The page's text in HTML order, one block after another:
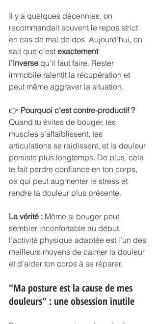
Il y a quelques décennies, on
recommandait souvent le repos strict
en cas de mal de dos. Aujourd’hui, on
sait que c’est exactement
l’inverse qu’il faut faire. Rester
immobile ralentit la récupération et
peut même aggraver la situation.
👉 Pourquoi c’est contre-productif ?
Quand tu évites de bouger, tes
muscles s’affaiblissent, tes
articulations se raidissent, et la douleur
persiste plus longtemps. De plus, cela
te fait perdre confiance en ton corps,
ce qui peut augmenter le stress et
rendre la douleur plus présente.
La vérité : Même si bouger peut
sembler inconfortable au début,
l’activité physique adaptée est l’un des
meilleurs moyens de calmer la douleur
et d’aider ton corps à se réparer.
"Ma posture est la cause de mes
douleurs" : une obsession inutile